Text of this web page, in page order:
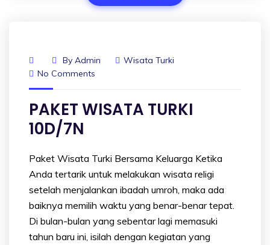
By Admin
Wisata Turki
No Comments
PAKET WISATA TURKI
10D/7N
Paket Wisata Turki Bersama Keluarga Ketika
Anda tertarik untuk melakukan wisata religi
setelah menjalankan ibadah umroh, maka ada
baiknya memilih waktu yang benar-benar tepat.
Di bulan-bulan yang sebentar lagi memasuki
tahun baru ini, isilah dengan kegiatan yang